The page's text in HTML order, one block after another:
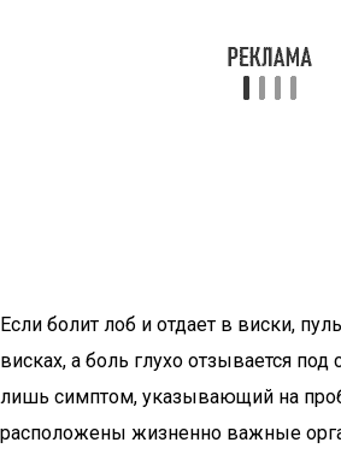
Если болит лоб и отдает в виски,
висках, а боль глухо отзывается
лишь симптом, указывающий на
расположены жизненно важные